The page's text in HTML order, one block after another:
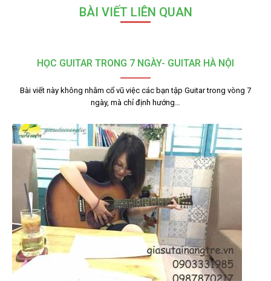
BÀI VIẾT LIÊN QUAN
HỌC GUITAR TRONG 7 NGÀY- GUITAR HÀ NỘI
Bài viết này không nhằm cổ vũ việc các bạn tập Guitar trong vòng 7
ngày, mà chỉ định hướng…